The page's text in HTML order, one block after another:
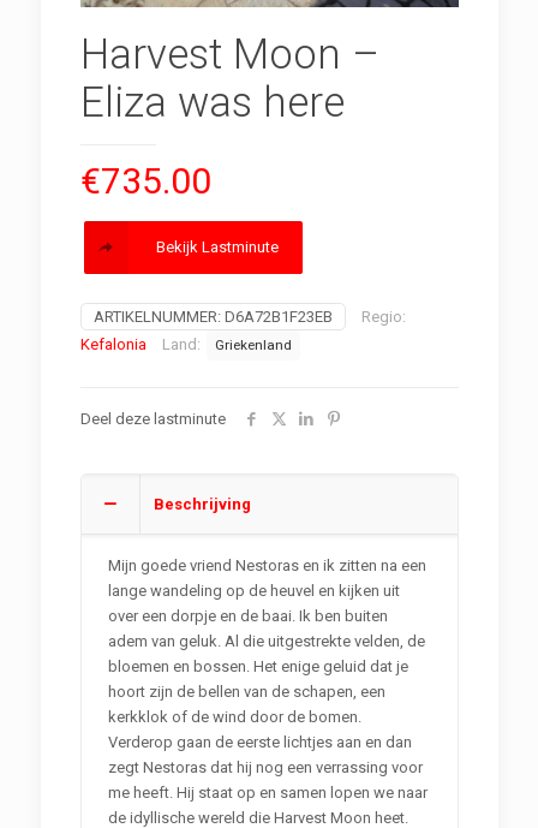
Harvest Moon –
Eliza was here
€735.00
Bekijk Lastminute
ARTIKELNUMMER: D6A72B1F23EB
Regio:
Kefalonia
Land: Griekenland
Deel deze lastminute
Beschrijving
Mijn goede vriend Nestoras en ik zitten na een
lange wandeling op de heuvel en kijken uit
over een dorpje en de baai. Ik ben buiten
adem van geluk. Al die uitgestrekte velden, de
bloemen en bossen. Het enige geluid dat je
hoort zijn de bellen van de schapen, een
kerkklok of de wind door de bomen.
Verderop gaan de eerste lichtjes aan en dan
zegt Nestoras dat hij nog een verrassing voor
me heeft. Hij staat op en samen lopen we naar
de idyllische wereld die Harvest Moon heet.